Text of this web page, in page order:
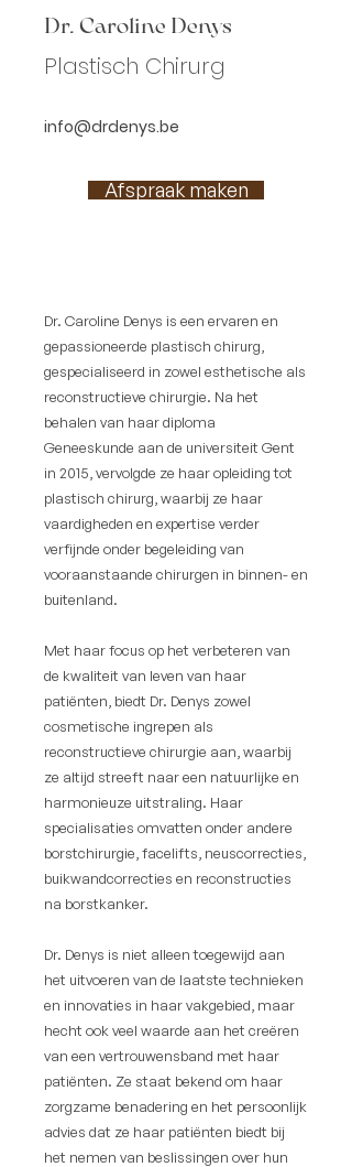
Afspraak maken
Dr. Caroline Denys
Plastisch Chirurg
info@drdenys.be
Dr. Caroline Denys is een ervaren en
gepassioneerde plastisch chirurg,
gespecialiseerd in zowel esthetische als
reconstructieve chirurgie. Na het
behalen van haar diploma
Geneeskunde aan de universiteit Gent
in 2015, vervolgde ze haar opleiding tot
plastisch chirurg, waarbij ze haar
vaardigheden en expertise verder
verfijnde onder begeleiding van
vooraanstaande chirurgen in binnen- en
buitenland.
Met haar focus op het verbeteren van
de kwaliteit van leven van haar
patiënten, biedt Dr. Denys zowel
cosmetische ingrepen als
reconstructieve chirurgie aan, waarbij
ze altijd streeft naar een natuurlijke en
harmonieuze uitstraling. Haar
specialisaties omvatten onder andere
borstchirurgie, facelifts, neuscorrecties,
buikwandcorrecties en reconstructies
na borstkanker.
Dr. Denys is niet alleen toegewijd aan
het uitvoeren van de laatste technieken
en innovaties in haar vakgebied, maar
hecht ook veel waarde aan het creëren
van een vertrouwensband met haar
patiënten. Ze staat bekend om haar
zorgzame benadering en het persoonlijk
advies dat ze haar patiënten biedt bij
het nemen van beslissingen over hun